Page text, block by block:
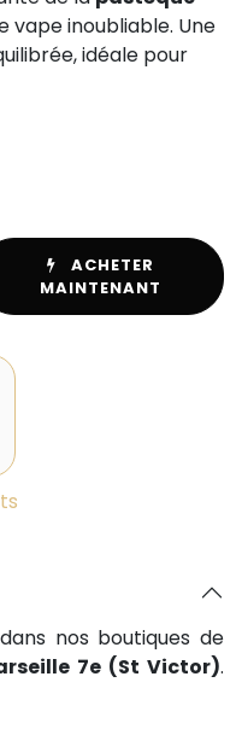
vape inoubliable. Une
idéale pour
ACHETER
MAINTENANT
nos boutiques de
7e (St Victor).